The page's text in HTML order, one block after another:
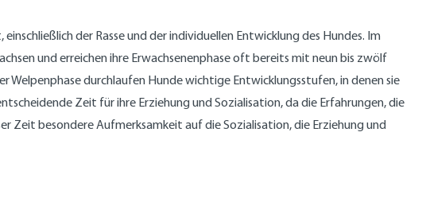
der Rasse und der individuellen Entwicklung des Hundes. Im
und erreichen ihre Erwachsenenphase oft bereits mit neun bis zwölf
Welpenphase durchlaufen Hunde wichtige Entwicklungsstufen, in denen sie
Zeit für ihre Erziehung und Sozialisation, da die Erfahrungen, die
Zeit besondere Aufmerksamkeit auf die Sozialisation, die Erziehung und